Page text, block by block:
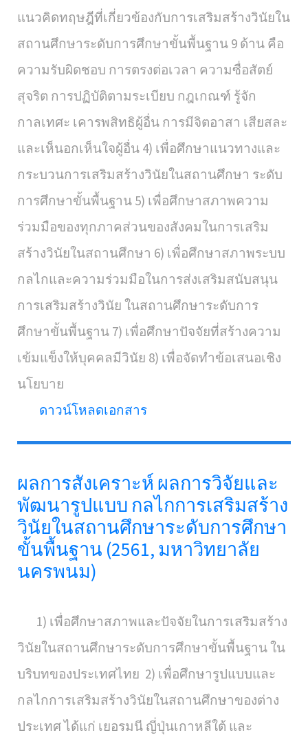
แนวคิดทฤษฎีที่เกี่ยวข้องกับการเสริมสร้างวินัยใน
สถานศึกษาระดับการศึกษาขั้นพื้นฐาน 9 ด้าน คือ
ความรับผิดชอบ การตรงต่อเวลา ความซื่อสัตย์
สุจริต การปฏิบัติตามระเบียบ กฎเกณฑ์ รู้จัก
กาลเทศะ เคารพสิทธิผู้อื่น การมีจิตอาสา เสียสละ
และเห็นอกเห็นใจผู้อื่น 4) เพื่อศึกษาแนวทางและ
กระบวนการเสริมสร้างวินัยในสถานศึกษา ระดับ
การศึกษาขั้นพื้นฐาน 5) เพื่อศึกษาสภาพความ
ร่วมมือของทุกภาคส่วนของสังคมในการเสริม
สร้างวินัยในสถานศึกษา 6) เพื่อศึกษาสภาพระบบ
กลไกและความร่วมมือในการส่งเสริมสนับสนุน
การเสริมสร้างวินัย ในสถานศึกษาระดับการ
ศึกษาขั้นพื้นฐาน 7) เพื่อศึกษาปัจจัยที่สร้างความ
เข้มแข็งให้บุคคลมีวินัย 8) เพื่อจัดทำข้อเสนอเชิง
นโยบาย
ดาวน์โหลดเอกสาร
ผลการสังเคราะห์ ผลการวิจัยและ
พัฒนารูปแบบ กลไกการเสริมสร้าง
วินัยในสถานศึกษาระดับการศึกษา
ขั้นพื้นฐาน (2561, มหาวิทยาลัย
นครพนม)
1) เพื่อศึกษาสภาพและปัจจัยในการเสริมสร้าง
วินัยในสถานศึกษาระดับการศึกษาขั้นพื้นฐาน ใน
บริบทของประเทศไทย 2) เพื่อศึกษารูปแบบและ
กลไกการเสริมสร้างวินัยในสถานศึกษาของต่าง
ประเทศ ได้แก่ เยอรมนี ญี่ปุ่นเกาหลีใต้ และ